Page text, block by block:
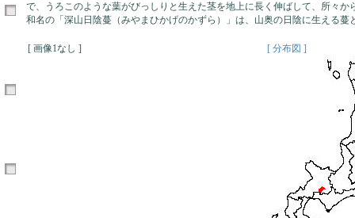
で、うろこのような葉がびっしりと生えた茎を地上に長く伸ばして、所々か
和名の「深山日陰蔓（みやまひかげのかずら）」は、山奥の日陰に生える蔓
[ 画像1なし ] [ 分布図 ]